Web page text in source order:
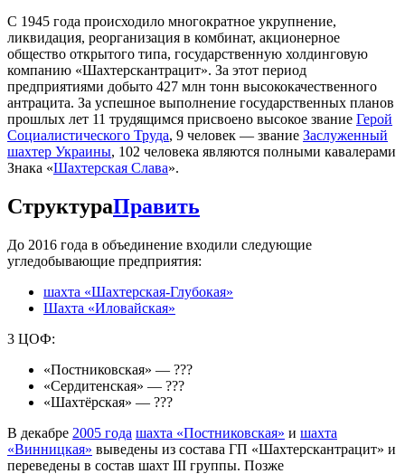
С 1945 года происходило многократное укрупнение,
ликвидация, реорганизация в комбинат, акционерное
общество открытого типа, государственную холдинговую
компанию «Шахтерскантрацит». За этот период
предприятиями добыто 427 млн тонн высококачественного
антрацита. За успешное выполнение государственных планов
прошлых лет 11 трудящимся присвоено высокое звание Герой
Социалистического Труда, 9 человек — звание Заслуженный
шахтер Украины, 102 человека являются полными кавалерами
Знака «Шахтерская Слава».
СтруктураПравить
До 2016 года в объединение входили следующие
угледобывающие предприятия:
шахта «Шахтерская-Глубокая»
Шахта «Иловайская»
3 ЦОФ:
«Постниковская» — ???
«Сердитенская» — ???
«Шахтёрская» — ???
В декабре 2005 года шахта «Постниковская» и шахта
«Винницкая» выведены из состава ГП «Шахтерскантрацит» и
переведены в состав шахт III группы. Позже